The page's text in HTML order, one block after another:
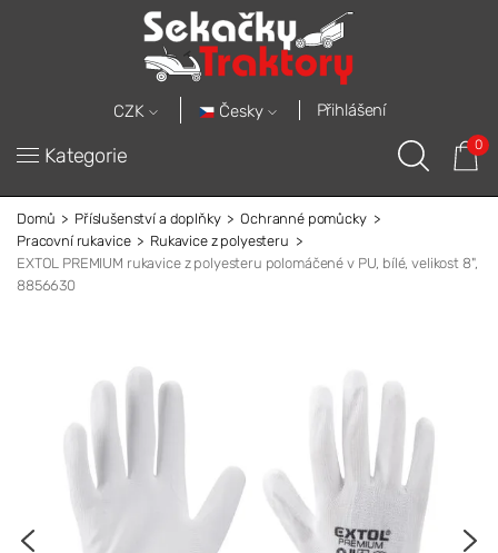
CZK Česky Přihlášení
Kategorie 0
Domů Příslušenství a doplňky
Ochranné pomůcky
Pracovní rukavice
Rukavice z polyesteru
EXTOL PREMIUM rukavice z polyesteru polomáčené v PU, bílé, velikost 8",
8856630